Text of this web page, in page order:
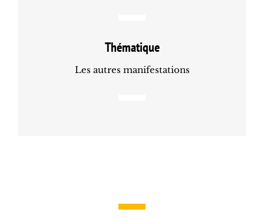
Thématique
Les autres manifestations